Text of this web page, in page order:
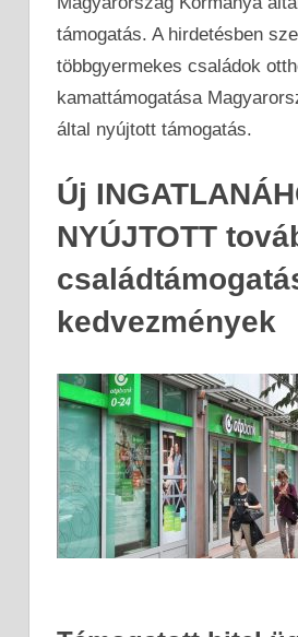
támogatás. A hirdetésben
többgyermekes családok
kamattámogatása
által nyújtott támogatás.
Új
NYÚJTOTT
kedvezmények